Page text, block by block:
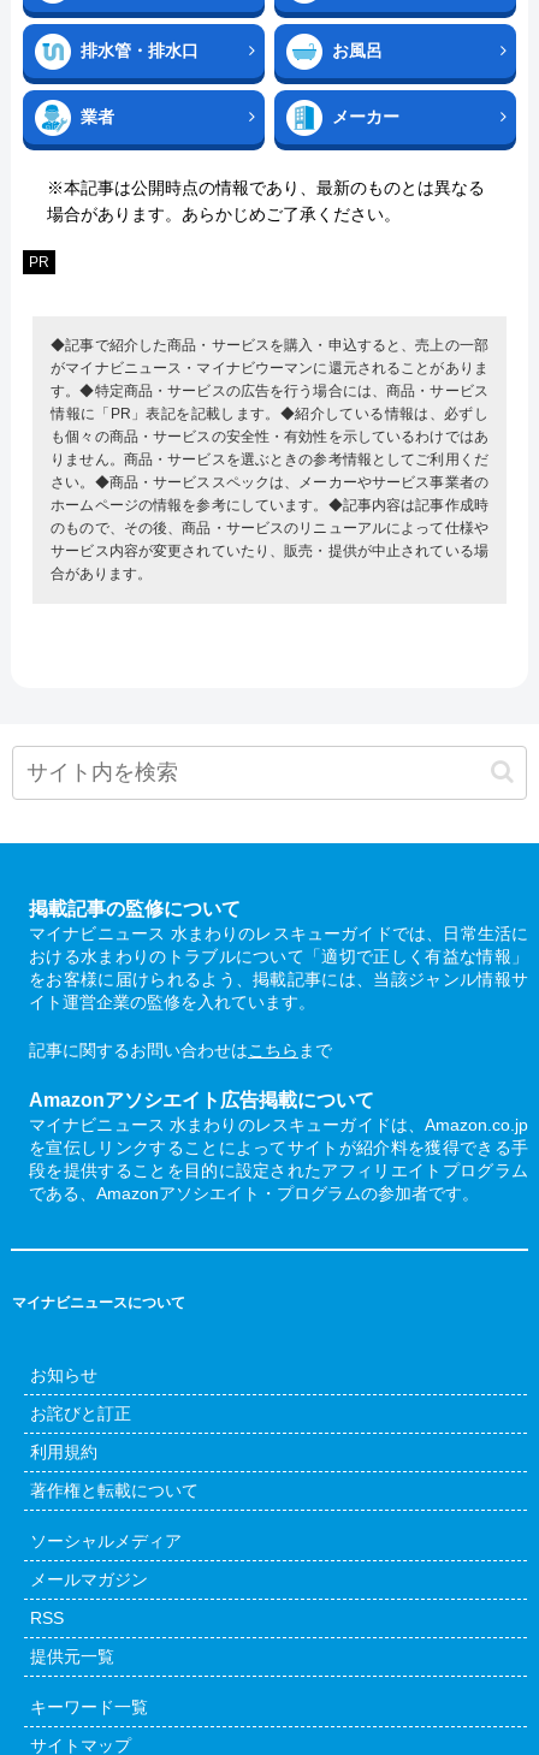
排水管・排水口 お風呂
業者 メーカー
※本記事は公開時点の情報であり、最新のものとは異なる
場合があります。あらかじめご了承ください。
PR
◆記事で紹介した商品・サービスを購入・申込すると、売上の一部
がマイナビニュース・マイナビウーマンに還元されることがありま
す。◆特定商品・サービスの広告を行う場合には、商品・サービス
情報に「PR」表記を記載します。◆紹介している情報は、必ずし
も個々の商品・サービスの安全性・有効性を示しているわけではあ
りません。商品・サービスを選ぶときの参考情報としてご利用くだ
さい。◆商品・サービススペックは、メーカーやサービス事業者の
ホームページの情報を参考にしています。◆記事内容は記事作成時
のもので、その後、商品・サービスのリニューアルによって仕様や
サービス内容が変更されていたり、販売・提供が中止されている場
合があります。
掲載記事の監修について
マイナビニュース 水まわりのレスキューガイドでは、日常生活に
おける水まわりのトラブルについて「適切で正しく有益な情報」
をお客様に届けられるよう、掲載記事には、当該ジャンル情報サ
イト運営企業の監修を入れています。
記事に関するお問い合わせはこちら まで
Amazonアソシエイト広告掲載について
マイナビニュース 水まわりのレスキューガイドは、Amazon.co.jp
を宣伝しリンクすることによってサイトが紹介料を獲得できる手
段を提供することを目的に設定されたアフィリエイトプログラム
である、Amazonアソシエイト・プログラムの参加者です。
マイナビニュースについて
お知らせ
お詫びと訂正
利用規約
著作権と転載について
ソーシャルメディア
メールマガジン
RSS
提供元一覧
キーワード一覧
サイトマップ